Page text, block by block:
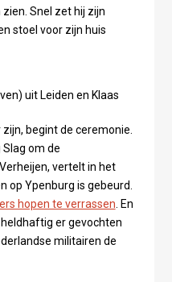
Snel zet hij zijn
stoel voor zijn huis
uit Leiden en Klaas
begint de ceremonie.
om de
vertelt in het
op Ypenburg is gebeurd.
hopen te verrassen . En
er gevochten
militairen de